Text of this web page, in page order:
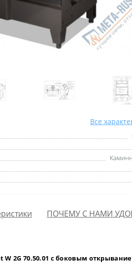
Все
ПОЧЕМУ С НАМИ
2G 70.50.01 с боковым